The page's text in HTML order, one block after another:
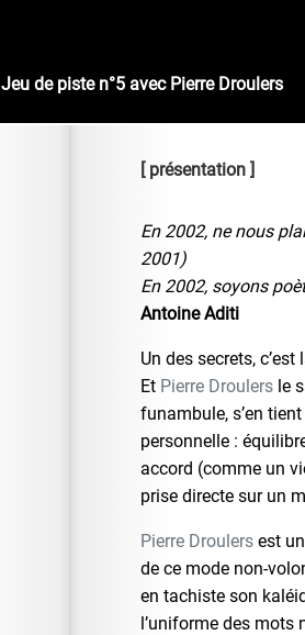
Jeu de piste n°5 avec Pierre Droulers
présentation
En 2002, ne nous
2001)
En 2002, soyons
Antoine Aditi
Un des secrets, c’est
Et Pierre Droulers le
funambule, s’en
personnelle :
accord (comme un
prise directe sur un
Pierre Droulers est
de ce mode non-
en tachiste son
l’uniforme des mots